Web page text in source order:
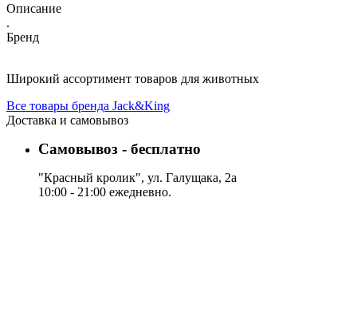
Описание
.
Бренд
Широкий ассортимент товаров для животных
Все товары бренда Jack&King
Доставка и самовывоз
Самовывоз - бесплатно
"Красный кролик", ул. Галущака, 2а
10:00 - 21:00 ежедневно.